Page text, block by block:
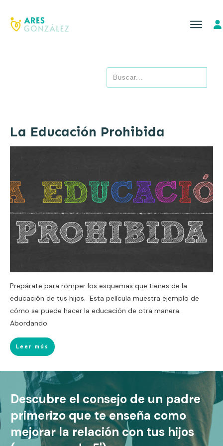
La Educación Prohibida
Prepárate para romper los esquemas que tienes de la
educación de tus hijos. Esta película muestra ejemplo de
cómo se puede hacer la educación de otra manera.
Abordando
Leer más
Descubre el consejo de un padre
primerizo que te enseña como
mejorar la relación con tus hijos